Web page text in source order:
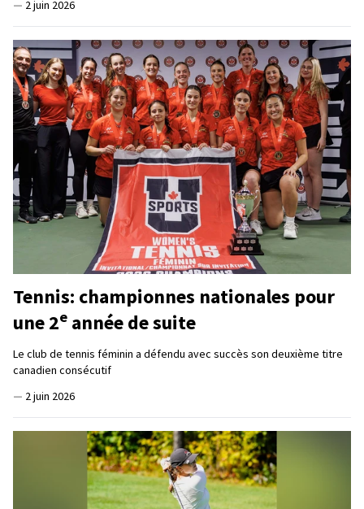
— 2 juin 2026
Tennis: championnes nationales pour
une 2e année de suite
Le club de tennis féminin a défendu avec succès son deuxième titre
canadien consécutif
— 2 juin 2026